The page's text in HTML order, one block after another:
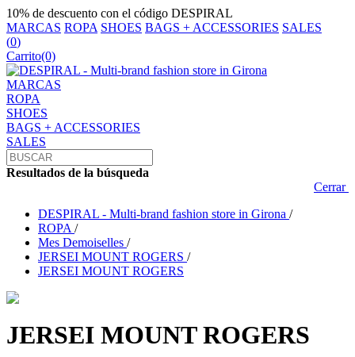
10% de descuento con el código DESPIRAL
MARCAS ROPA SHOES BAGS + ACCESSORIES SALES
(0)
Carrito(0)
MARCAS
ROPA
SHOES
BAGS + ACCESSORIES
SALES
Resultados de la búsqueda
Cerrar
DESPIRAL - Multi-brand fashion store in Girona /
ROPA /
Mes Demoiselles /
JERSEI MOUNT ROGERS /
JERSEI MOUNT ROGERS
JERSEI MOUNT ROGERS